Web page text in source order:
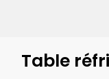
Table